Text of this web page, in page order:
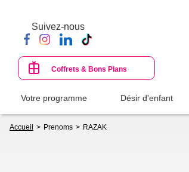
contenu
principal
Suivez-nous
Coffrets & Bons Plans
Votre programme Désir d'enfant
d'Ariane
Accueil Prenoms RAZAK